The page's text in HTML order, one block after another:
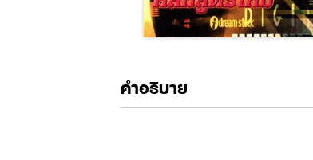
คำอธิบาย